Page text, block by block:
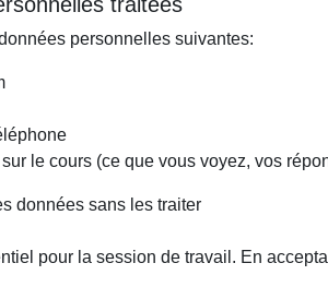
personnelles suivantes:
le cours (ce que vous voyez, vos
données sans les traiter
pour la session de travail. En